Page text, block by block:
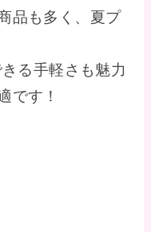
品も多く、夏プ
る手軽さも魅力
です！